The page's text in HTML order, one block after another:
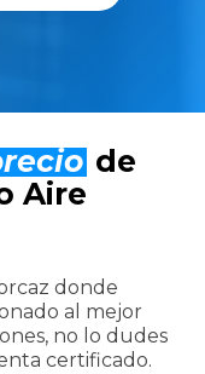
de
Aire
donde
al mejor
no lo dudes
certificado.